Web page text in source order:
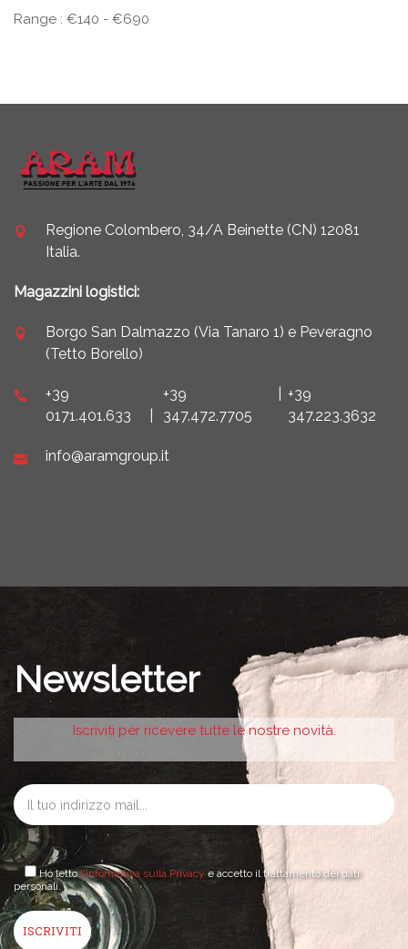
Range : €140 - €690
Regione Colombero, 34/A Beinette (CN) 12081
Italia.
Magazzini logistici:
Borgo San Dalmazzo (Via Tanaro 1) e Peveragno
(Tetto Borello)
+39
0171.401.633
+39
347.472.7705
+39
347.223.3632
info@aramgroup.it
Newsletter
Iscriviti per ricevere tutte le nostre novità.
Ho lettol'informativa sulla Privacy e accetto il trattamento dei dati
personali.